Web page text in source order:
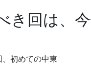
き回は、
初めての中東